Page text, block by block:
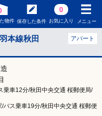
物件 保存した条件
0
お気に入り メニュー
本線秋田
アパート
乗車12分/秋田中央交通 桜郵便局/
/バス乗車19分/秋田中央交通 桜郵便